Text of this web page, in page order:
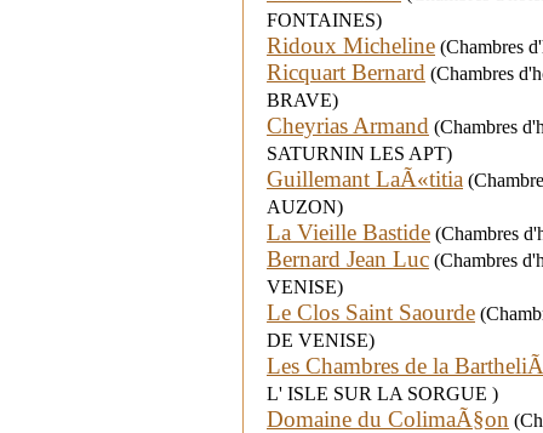
FONTAINES)
Ridoux Micheline (Chambres
Ricquart Bernard (Chambres
BRAVE)
Cheyrias Armand (Chambres
SATURNIN LES APT)
Guillemant LaÃ«titia
AUZON)
La Vieille Bastide (Chambres
Bernard Jean Luc (Chambres
VENISE)
Le Clos Saint Saourde
DE VENISE)
Les Chambres de la
L' ISLE SUR LA SORGUE )
Domaine du ColimaÃ§on